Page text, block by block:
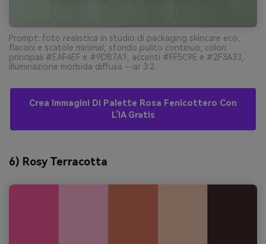
Prompt: foto realistica in studio di packaging skincare eco,
flaconi e scatole minimal, sfondo pulito continuo, colori
principali #EAF4EF e #9DB7A1, accenti #FF5C9E e #2F3A33,
illuminazione morbida diffusa --ar 3:2
Crea Immagini Di Palette Rosa Fenicottero Con
L’IA Gratis
6) Rosy Terracotta